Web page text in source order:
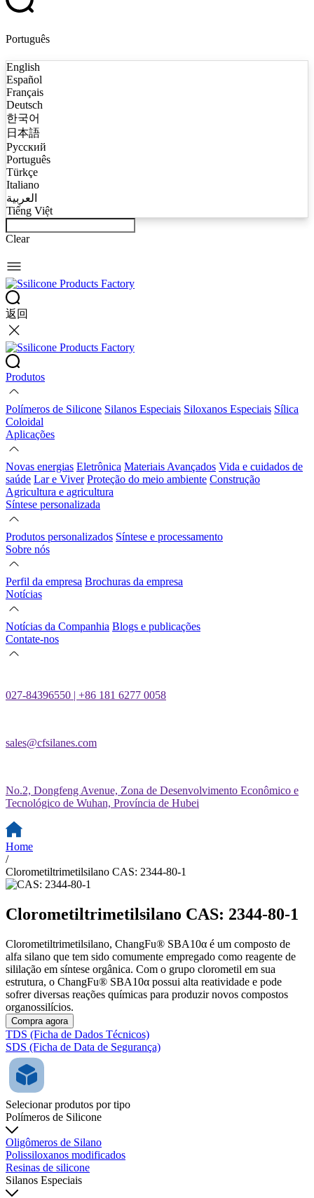
Português
English
Español
Français
Deutsch
한국어
日本語
Русский
Português
Türkçe
Italiano
العربية
Tiếng Việt
Clear
返回
Produtos
Polímeros de Silicone Silanos Especiais Siloxanos Especiais Sílica
Coloidal
Aplicações
Novas energias Eletrônica Materiais Avançados Vida e cuidados de
saúde Lar e Viver Proteção do meio ambiente Construção
Agricultura e agricultura
Síntese personalizada
Produtos personalizados Síntese e processamento
Sobre nós
Perfil da empresa Brochuras da empresa
Notícias
Notícias da Companhia Blogs e publicações
Contate-nos
027-84396550 | +86 181 6277 0058
sales@cfsilanes.com
No.2, Dongfeng Avenue, Zona de Desenvolvimento Econômico e
Tecnológico de Wuhan, Província de Hubei
Home
/
Clorometiltrimetilsilano CAS: 2344-80-1
Clorometiltrimetilsilano CAS: 2344-80-1
Clorometiltrimetilsilano, ChangFu® SBA10α é um composto de
alfa silano que tem sido comumente empregado como reagente de
sililação em síntese orgânica. Com o grupo clorometil em sua
estrutura, o ChangFu® SBA10α possui alta reatividade e pode
sofrer diversas reações químicas para produzir novos compostos
organossilícios.
Compra agora
TDS (Ficha de Dados Técnicos)
SDS (Ficha de Data de Segurança)
Selecionar produtos por tipo
Polímeros de Silicone
Oligômeros de Silano
Polissiloxanos modificados
Resinas de silicone
Silanos Especiais